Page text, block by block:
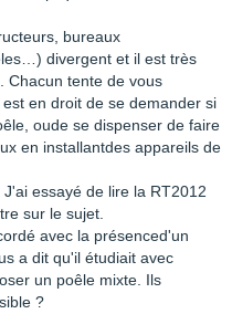
bureaux
divergent et il est très
Chacun tente de vous
en droit de se demander si
oude se dispenser de faire
en installantdes appareils de
essayé de lire la RT2012
sur le sujet.
avec la présenced'un
a dit qu'il étudiait avec
un poêle mixte. Ils
?